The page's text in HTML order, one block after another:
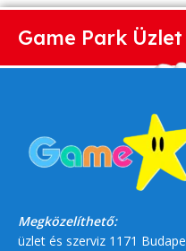
Game Park Üzlet
Megközelíthető:
üzlet és szerviz 1171